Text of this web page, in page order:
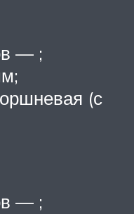
— ;
(с
— ;